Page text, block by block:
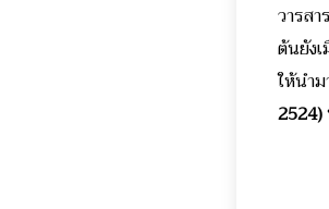
วารส
ต้นยัง
ให้นำ
2524)